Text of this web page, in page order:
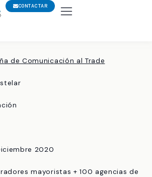
CONTACTAR
de Comunicación al Trade
2020
mayoristas + 100 agencias de